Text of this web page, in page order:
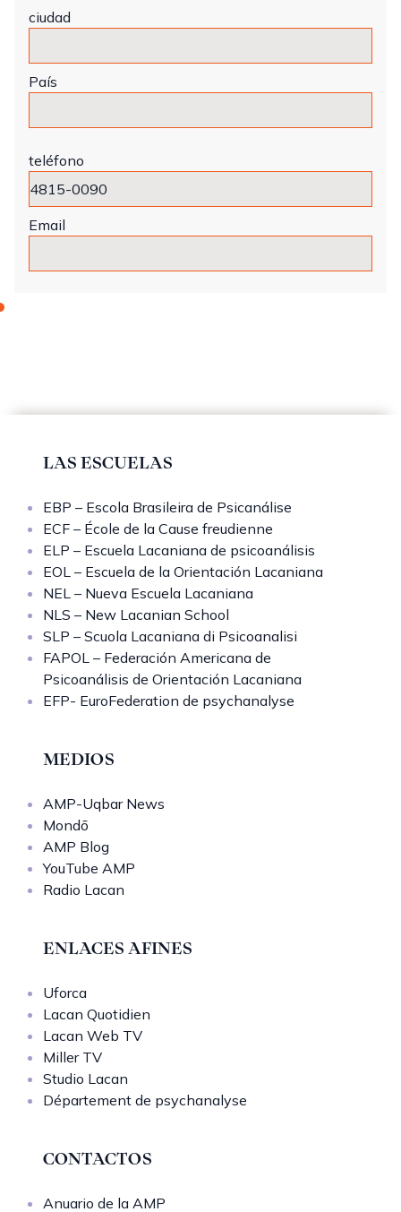
ciudad
País
teléfono
Email
LAS ESCUELAS
EBP – Escola Brasileira de Psicanálise
ECF – École de la Cause freudienne
ELP – Escuela Lacaniana de psicoanálisis
EOL – Escuela de la Orientación Lacaniana
NEL – Nueva Escuela Lacaniana
NLS – New Lacanian School
SLP – Scuola Lacaniana di Psicoanalisi
FAPOL – Federación Americana de
Psicoanálisis de Orientación Lacaniana
EFP- EuroFederation de psychanalyse
MEDIOS
AMP-Uqbar News
Mondō
AMP Blog
YouTube AMP
Radio Lacan
ENLACES AFINES
Uforca
Lacan Quotidien
Lacan Web TV
Miller TV
Studio Lacan
Département de psychanalyse
CONTACTOS
Anuario de la AMP